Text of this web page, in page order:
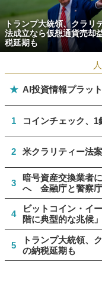
トランプ大統領、クラリ
法成立なら仮想通貨売却
税延期も
★ AI投資情報プラッ
1 コインチェック、
2 米クラリティー法
3
暗号資産交換業者
へ 金融庁と警察庁
4
ビットコイン・イ
階に典型的な兆候
5
トランプ大統領、
の納税延期も